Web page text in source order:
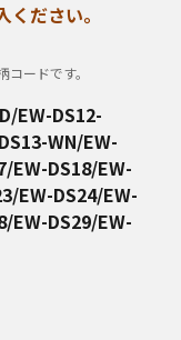
ださい。
ードです。
EW-DS12-
WN/EW-
EW-DS18/EW-
EW-DS24/EW-
EW-DS29/EW-